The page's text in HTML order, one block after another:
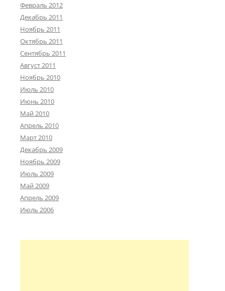
Февраль 2012
Декабрь 2011
Ноябрь 2011
Октябрь 2011
Сентябрь 2011
Август 2011
Ноябрь 2010
Июль 2010
Июнь 2010
Май 2010
Апрель 2010
Март 2010
Декабрь 2009
Ноябрь 2009
Июль 2009
Май 2009
Апрель 2009
Июль 2006